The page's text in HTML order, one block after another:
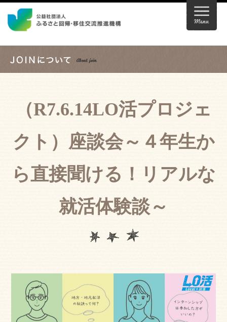
（R7.6.14LO活プロジェ
クト）座談会～４年生か
ら直接聞ける！リアルな
就活体験談～